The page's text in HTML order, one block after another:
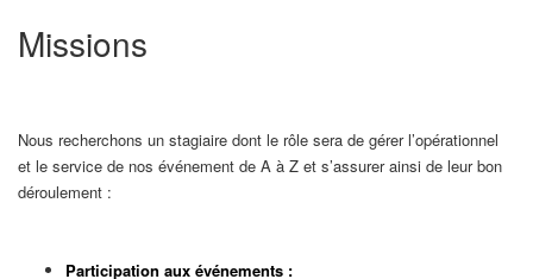
Missions
Nous recherchons un stagiaire dont le rôle sera de gérer l’opérationnel
et le service de nos événement de A à Z et s’assurer ainsi de leur bon
déroulement :
Participation aux événements :